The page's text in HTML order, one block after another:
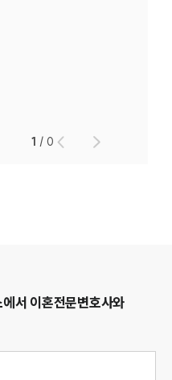
1 /0
서 이혼전문변호사와